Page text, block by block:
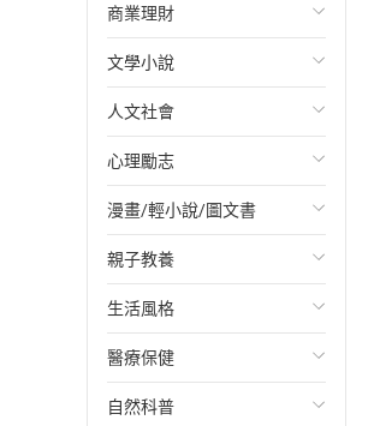
商業理財
投資理財
經濟/趨勢
財務/金融
管理/領導
職場工作術
成功法
行銷/廣告
傳記
文學小說
歐美文學
日本文學
韓國文學
華文文學
經典文學
成長/家庭生活小說
懸疑/推理小說
人文社會
國際關係
政治
社會科學
台灣/中國歷史
日/韓歷史
其他歷史/史學
心理勵志
心靈成長/情緒
人際關係
兩性關係
心理學
漫畫/輕小說/圖文書
輕小說
奇幻/科幻
愛情故事
職場/社會寫實
親子教養
教育現場
兒童文學/故事
兒童科普/學習
生活風格
飲食/食譜
健身/美顏
醫療保健
健康/養生
自然科普